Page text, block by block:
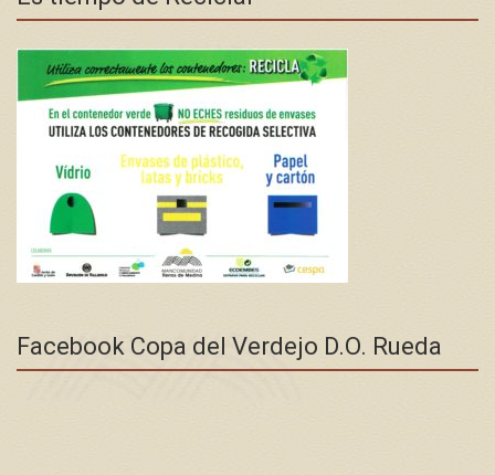
Facebook Copa del Verdejo D.O. Rueda